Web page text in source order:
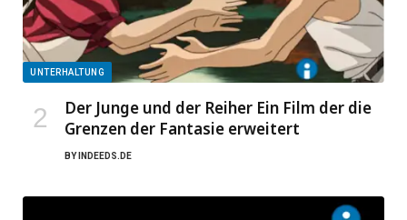
UNTERHALTUNG
Der Junge und der Reiher Ein Film der die
Grenzen der Fantasie erweitert
BY INDEEDS.DE